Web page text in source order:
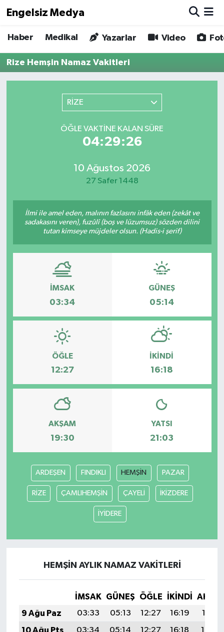
Engelsiz Medya
Haber Medikal Yazarlar Video
Rize Hemşin Namaz Vakitleri
RİZE
ÖĞLE VAKTINE KALAN SÜRE
04:29:26
10 Ağustos 2026
27 Safer 1448
İlmi ile amel eden, malının fazlasını infâk eden (zekât ve
sadakasını veren), fuzûlî (boş ve lüzumsuz) sözden dilini
tutan kimseye müjdeler olsun. (Hadis-i şerif)
İMSAK
03:34
GÜNEŞ
05:14
ÖĞLE
12:27
İKINDI
16:18
AKŞAM
19:30
YATSI
21:03
ARDEŞEN FINDIKLI HEMŞİN PAZAR
RİZE ÇAMLIHEMŞİN ÇAYELİ İKİZDERE
İYİDERE
HEMŞİN AYLIK NAMAZ VAKITLERI
İMSAK GÜNEŞ ÖĞLE İKINDI
9 Ağu Paz
03:33 05:13 12:27 16:19
19:31
Haber
Medikal
Biz Buradayız
Gizlilik Sözleşmesi
Hava Durumu
Trafik Durumu
Son Dakika Haberleri
Haber Arşivi